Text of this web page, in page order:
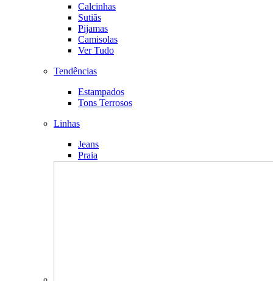
Calcinhas
Sutiãs
Pijamas
Camisolas
Ver Tudo
Tendências
Estampados
Tons Terrosos
Linhas
Jeans
Praia